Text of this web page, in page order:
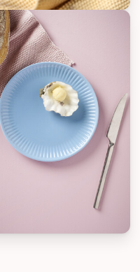
Bild 21Frühstücksteller